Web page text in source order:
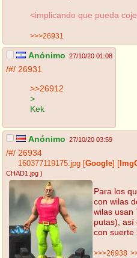
<implicando que pueda
>>>26931
Anónimo 27/10/20 01:08
/#/ 26931
>>26912
>
Kek
Anónimo 27/10/20 03:59
/#/ 26934
160377119175.jpg Google
CHAD1.jpg )
Para los
con wilas
wilas usan
putas), así
con suerte
>>>26938